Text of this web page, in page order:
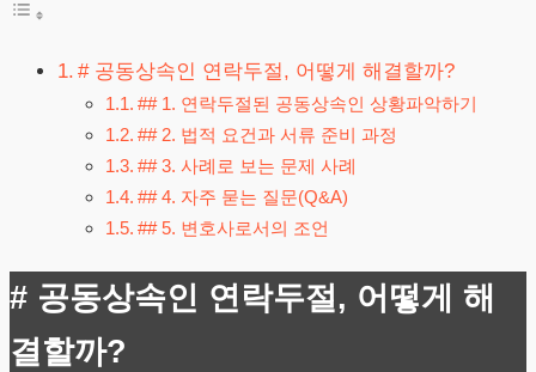
# 공동상속인 연락두절, 어떻게 해결할까?
## 1. 연락두절된 공동상속인 상황파악하기
## 2. 법적 요건과 서류 준비 과정
## 3. 사례로 보는 문제 사례
## 4. 자주 묻는 질문(Q&A)
## 5. 변호사로서의 조언
# 공동상속인 연락두절, 어떻게 해
결할까?